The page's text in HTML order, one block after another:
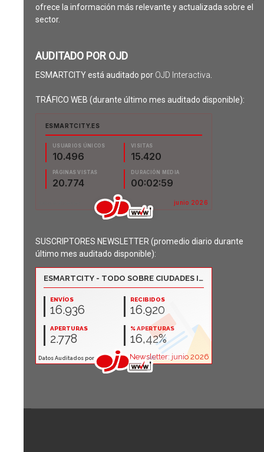
ofrece la información más relevante y actualizada sobre el
sector.
AUDITADO POR OJD
ESMARTCITY está auditado por OJD Interactiva
TRÁFICO WEB (durante último mes auditado disponible):
SUSCRIPTORES NEWSLETTER (promedio diario durante
último mes auditado disponible):